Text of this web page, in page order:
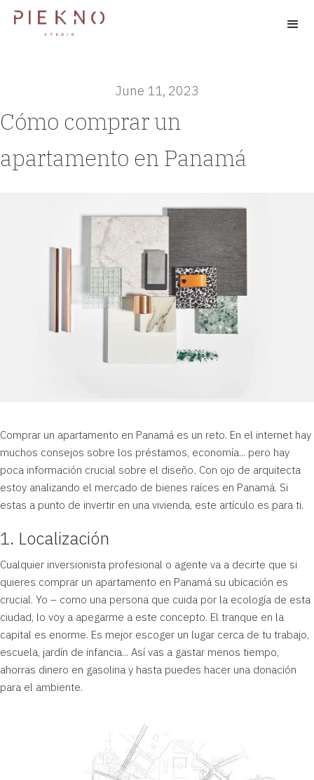
June 11, 2023
Cómo comprar un
apartamento en Panamá
Comprar un apartamento en Panamá es un reto. En el internet hay
muchos consejos sobre los préstamos, economía... pero hay
poca información crucial sobre el diseño. Con ojo de arquitecta
estoy analizando el mercado de bienes raíces en Panamá. Si
estas a punto de invertir en una vivienda, este artículo es para ti.
1. Localización
Cualquier inversionista profesional o agente va a decirte que si
quieres comprar un apartamento en Panamá su ubicación es
crucial. Yo – como una persona que cuida por la ecología de esta
ciudad, lo voy a apegarme a este concepto. El tranque en la
capital es enorme. Es mejor escoger un lugar cerca de tu trabajo,
escuela, jardín de infancia... Así vas a gastar menos tiempo,
ahorras dinero en gasolina y hasta puedes hacer una donación
para el ambiente.